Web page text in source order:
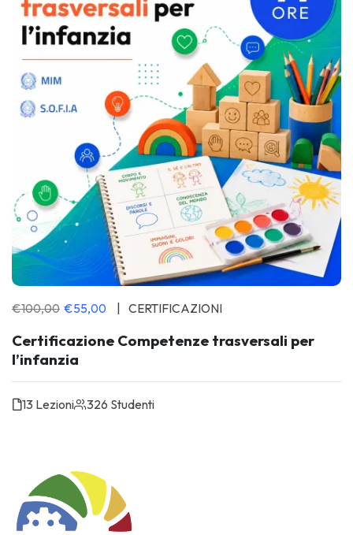
€100,00 €55,00 CERTIFICAZIONI
Certificazione Competenze trasversali per
l’infanzia
13 Lezioni 326 Studenti